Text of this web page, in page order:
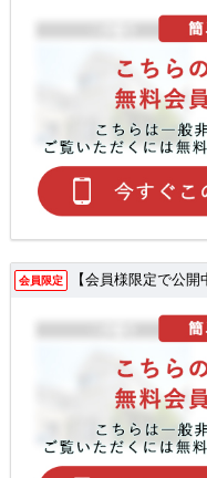
会員限定 【会員様限定で公開